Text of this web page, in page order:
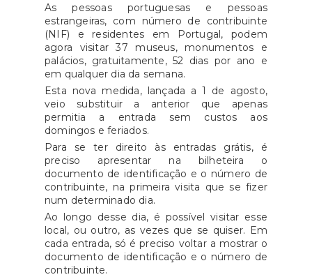
As pessoas portuguesas e pessoas
estrangeiras, com número de contribuinte
(NIF) e residentes em Portugal, podem
agora visitar 37 museus, monumentos e
palácios, gratuitamente, 52 dias por ano e
em qualquer dia da semana.
Esta nova medida, lançada a 1 de agosto,
veio substituir a anterior que apenas
permitia a entrada sem custos aos
domingos e feriados.
Para se ter direito às entradas grátis, é
preciso apresentar na bilheteira o
documento de identificação e o número de
contribuinte, na primeira visita que se fizer
num determinado dia.
Ao longo desse dia, é possível visitar esse
local, ou outro, as vezes que se quiser. Em
cada entrada, só é preciso voltar a mostrar o
documento de identificação e o número de
contribuinte.